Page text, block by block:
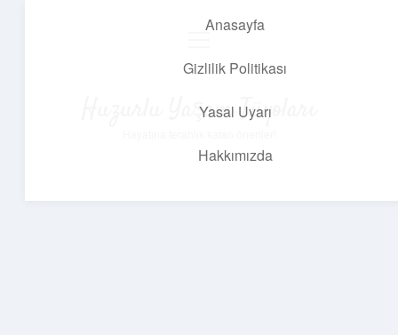
Anasayfa
Gizlilik Politikası
Yasal Uyarı
Hakkımızda
Huzurlu Yaşam Tüyoları